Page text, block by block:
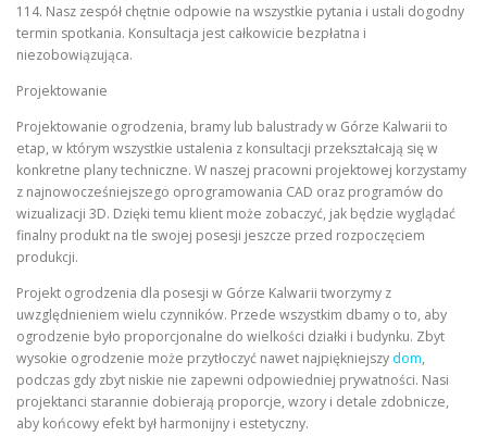
114. Nasz zespół chętnie odpowie na wszystkie pytania i ustali dogodny
termin spotkania. Konsultacja jest całkowicie bezpłatna i
niezobowiązująca.
Projektowanie
Projektowanie ogrodzenia, bramy lub balustrady w Górze Kalwarii to
etap, w którym wszystkie ustalenia z konsultacji przekształcają się w
konkretne plany techniczne. W naszej pracowni projektowej korzystamy
z najnowocześniejszego oprogramowania CAD oraz programów do
wizualizacji 3D. Dzięki temu klient może zobaczyć, jak będzie wyglądać
finalny produkt na tle swojej posesji jeszcze przed rozpoczęciem
produkcji.
Projekt ogrodzenia dla posesji w Górze Kalwarii tworzymy z
uwzględnieniem wielu czynników. Przede wszystkim dbamy o to, aby
ogrodzenie było proporcjonalne do wielkości działki i budynku. Zbyt
wysokie ogrodzenie może przytłoczyć nawet najpiękniejszy dom,
podczas gdy zbyt niskie nie zapewni odpowiedniej prywatności. Nasi
projektanci starannie dobierają proporcje, wzory i detale zdobnicze,
aby końcowy efekt był harmonijny i estetyczny.